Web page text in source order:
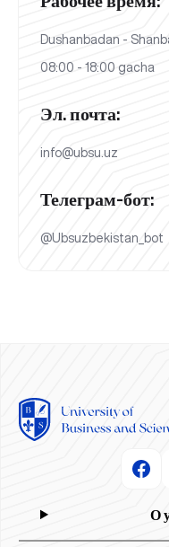
Dushanbadan -
08:00 - 18:00 gacha
Эл. почта:
info@ubsu.uz
Телеграм-бот:
@Ubsuzbekistan_bot
О